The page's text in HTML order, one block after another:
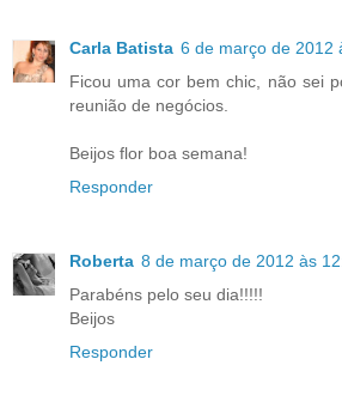
Carla Batista 6 de março de 2012
Ficou uma cor bem chic, não sei
reunião de negócios.
Beijos flor boa semana!
Responder
Roberta 8 de março de 2012 às
Parabéns pelo seu dia!!!!!
Beijos
Responder